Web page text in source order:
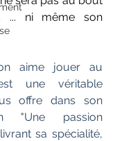
... ni même son
aime jouer au
une véritable
offre dans son
"Une passion
sa spécialité,